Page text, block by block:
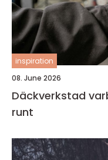
inspiration
08. June 2026
Däckverkstad
runt